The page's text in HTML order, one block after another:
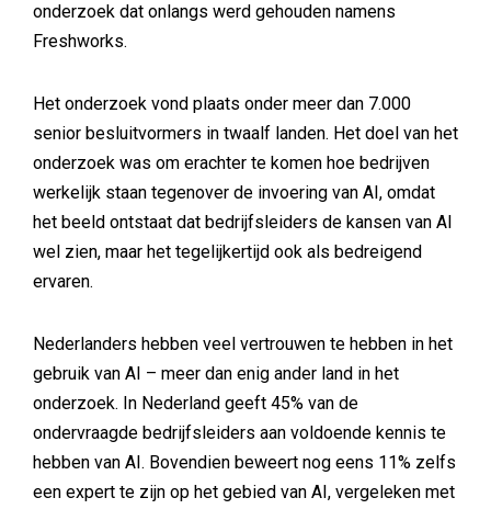
onderzoek dat onlangs werd gehouden namens
Freshworks.
Het onderzoek vond plaats onder meer dan 7.000
senior besluitvormers in twaalf landen. Het doel van het
onderzoek was om erachter te komen hoe bedrijven
werkelijk staan tegenover de invoering van AI, omdat
het beeld ontstaat dat bedrijfsleiders de kansen van AI
wel zien, maar het tegelijkertijd ook als bedreigend
ervaren.
Nederlanders hebben veel vertrouwen te hebben in het
gebruik van AI – meer dan enig ander land in het
onderzoek. In Nederland geeft 45% van de
ondervraagde bedrijfsleiders aan voldoende kennis te
hebben van AI. Bovendien beweert nog eens 11% zelfs
een expert te zijn op het gebied van AI, vergeleken met